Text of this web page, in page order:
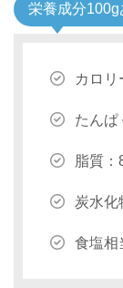
栄養成分100g
カロリ
たんぱ
脂質：
炭水化
食塩相